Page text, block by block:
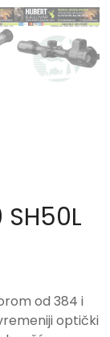
SH50L
od 384 i
optički